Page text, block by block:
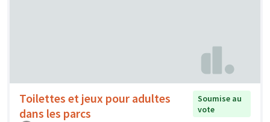
Toilettes et jeux pour adultes
dans les parcs
Soumise au
vote